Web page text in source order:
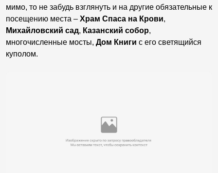
мимо, то не забудь взглянуть и на другие обязательные к
посещению места – Храм Спаса на Крови,
Михайловский сад, Казанский собор,
многочисленные мосты, Дом Книги с его светящийся
куполом.